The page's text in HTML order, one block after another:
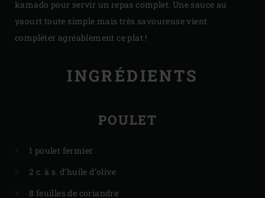
kamado pour servir un repas complet. Une sauce au
yaourt toute simple mais très savoureuse vient
compléter agréablement ce plat !
INGRÉDIENTS
POULET
1 poulet fermier
2 c. à s. d’huile d’olive
8 feuilles de coriandre